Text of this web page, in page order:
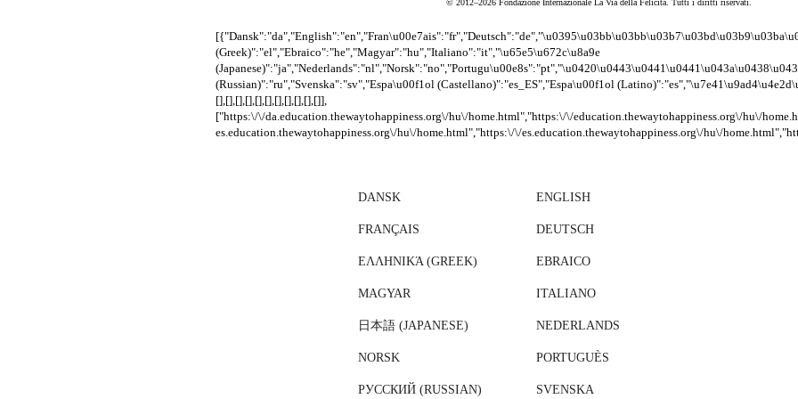
© 2012–2026 Fondazione Internazionale La Via della Felicità. Tutti i diritti riservati.
(Greek)":"el","Ebraico":"he","Magyar":"hu","Italiano":"it","\u65e5\u672c\u8a9e
(Russian)":"ru","Svenska":"sv","Espa\u00f1ol (Castellano)":"es_ES","Espa\u00f1ol
[],[],[],[],[],[],[],[],[],[],[]],
["https:\/\/da.education.thewaytohappiness.org\/hu\/home.html","https:\/\/education.thewaytohappiness.org\/hu\/
es.education.thewaytohappiness.org\/hu\/home.html","https:\/\/es.education.thewaytohappiness.org\/hu\/
DANSK ENGLISH
FRANÇAIS DEUTSCH
ΕΛΛΗΝΙΚΆ (GREEK) EBRAICO
MAGYAR ITALIANO
日本語 (JAPANESE) NEDERLANDS
NORSK PORTUGUÈS
РУССКИЙ (RUSSIAN) SVENSKA